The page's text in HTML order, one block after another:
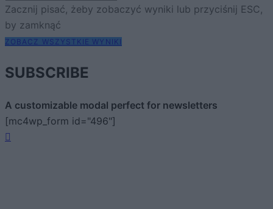
Zacznij pisać, żeby zobaczyć wyniki lub przyciśnij ESC,
by zamknąć
ZOBACZ WSZYSTKIE WYNIKI
SUBSCRIBE
A customizable modal perfect for newsletters
[mc4wp_form id="496"]